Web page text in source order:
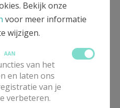
Bekijk onze
voor meer informatie
wijzigen.
AAN
van het
en laten ons
van je
verbeteren.